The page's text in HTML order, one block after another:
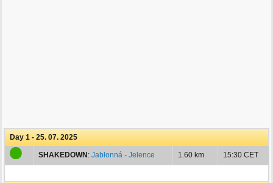
Day 1 - 25. 07. 2025
SHAKEDOWN : Jablonná - Jelence 1.60 km 15:30 CET